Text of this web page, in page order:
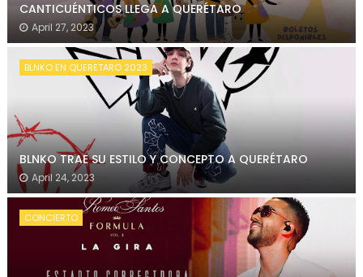
CANTICUÉNTICOS LLEGA A QUERÉTARO
April 27, 2023
BLNKO EN QUERETARO 2023
BLNKO TRAE SU ESTILO Y CONCEPTO A QUERÉTARO
April 24, 2023
CONCIERTO